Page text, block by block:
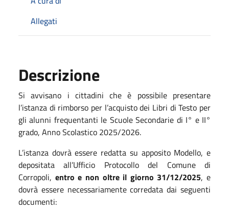
Allegati
Descrizione
Si avvisano i cittadini che è possibile presentare
l’istanza di rimborso per l’acquisto dei Libri di Testo per
gli alunni frequentanti le Scuole Secondarie di I° e II°
grado, Anno Scolastico 2025/2026.
L’istanza dovrà essere redatta su apposito Modello, e
depositata all’Ufficio Protocollo del Comune di
Corropoli, entro e non oltre il giorno 31/12/2025, e
dovrà essere necessariamente corredata dai seguenti
documenti: